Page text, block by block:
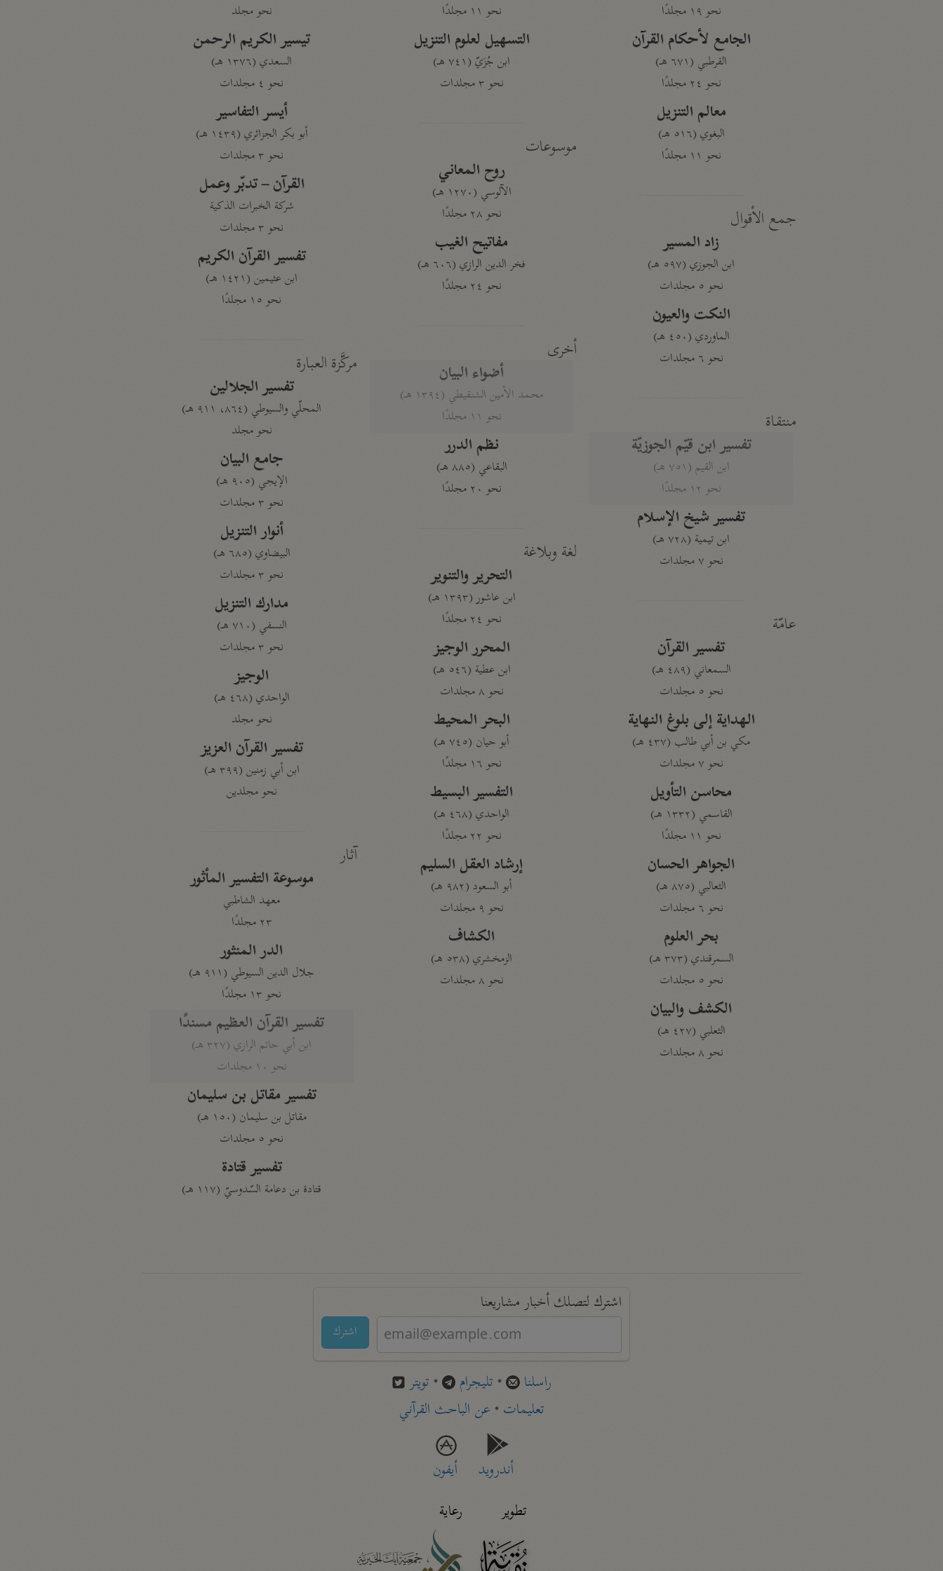
نحو ١٩ مجلدًا
الجامع لأحكام القرآن
القرطبي (٦٧١ هـ)
نحو ٢٤ مجلدًا
معالم التنزيل
البغوي (٥١٦ هـ)
نحو ١١ مجلدًا
جمع الأقوال
زاد المسير
ابن الجوزي (٥٩٧ هـ)
نحو ٥ مجلدات
النكت والعيون
الماوردي (٤٥٠ هـ)
نحو ٦ مجلدات
منتقاة
تفسير ابن قيّم الجوزيّة
ابن القيم (٧٥١ هـ)
نحو ١٢ مجلدًا
تفسير شيخ الإسلام
ابن تيمية (٧٢٨ هـ)
نحو ٧ مجلدات
عامّة
تفسير القرآن
السمعاني (٤٨٩ هـ)
نحو ٥ مجلدات
الهداية إلى بلوغ النهاية
مكي بن أبي طالب (٤٣٧ هـ)
نحو ٧ مجلدات
محاسن التأويل
القاسمي (١٣٣٢ هـ)
نحو ١١ مجلدًا
الجواهر الحسان
الثعالبي (٨٧٥ هـ)
نحو ٦ مجلدات
بحر العلوم
السمرقندي (٣٧٣ هـ)
نحو ٥ مجلدات
الكشف والبيان
الثعلبي (٤٢٧ هـ)
نحو ٨ مجلدات
نحو ١١ مجلدًا
التسهيل لعلوم التنزيل
ابن جُزَيّ (٧٤١ هـ)
نحو ٣ مجلدات
موسوعات
روح المعاني
الآلوسي (١٢٧٠ هـ)
نحو ٢٨ مجلدًا
مفاتيح الغيب
فخر الدين الرازي (٦٠٦ هـ)
نحو ٢٤ مجلدًا
أخرى
أضواء البيان
محمد الأمين الشنقيطي (١٣٩٤ هـ)
نحو ١١ مجلدًا
نظم الدرر
البقاعي (٨٨٥ هـ)
نحو ٢٠ مجلدًا
لغة وبلاغة
التحرير والتنوير
ابن عاشور (١٣٩٣ هـ)
نحو ٢٤ مجلدًا
المحرر الوجيز
ابن عطية (٥٤٦ هـ)
نحو ٨ مجلدات
البحر المحيط
أبو حيان (٧٤٥ هـ)
نحو ١٦ مجلدًا
التفسير البسيط
الواحدي (٤٦٨ هـ)
نحو ٢٢ مجلدًا
إرشاد العقل السليم
أبو السعود (٩٨٢ هـ)
نحو ٩ مجلدات
الكشاف
الزمخشري (٥٣٨ هـ)
نحو ٨ مجلدات
نحو مجلد
تيسير الكريم الرحمن
السعدي (١٣٧٦ هـ)
نحو ٤ مجلدات
أيسر التفاسير
أبو بكر الجزائري (١٤٣٩ هـ)
نحو ٣ مجلدات
القرآن – تدبّر وعمل
شركة الخبرات الذكية
نحو ٣ مجلدات
تفسير القرآن الكريم
ابن عثيمين (١٤٢١ هـ)
نحو ١٥ مجلدًا
مركَّزة العبارة
تفسير الجلالين
المحلّي والسيوطي (٨٦٤، ٩١١ هـ)
نحو مجلد
جامع البيان
الإيجي (٩٠٥ هـ)
نحو ٣ مجلدات
أنوار التنزيل
البيضاوي (٦٨٥ هـ)
نحو ٣ مجلدات
مدارك التنزيل
النسفي (٧١٠ هـ)
نحو ٣ مجلدات
الوجيز
الواحدي (٤٦٨ هـ)
نحو مجلد
تفسير القرآن العزيز
ابن أبي زمنين (٣٩٩ هـ)
نحو مجلدين
آثار
موسوعة التفسير المأثور
معهد الشاطبي
٢٣ مجلدًا
الدر المنثور
جلال الدين السيوطي (٩١١ هـ)
نحو ١٣ مجلدًا
تفسير القرآن العظيم مسندًا
ابن أبي حاتم الرازي (٣٢٧ هـ)
نحو ١٠ مجلدات
تفسير مقاتل بن سليمان
مقاتل بن سليمان (١٥٠ هـ)
نحو ٥ مجلدات
تفسير قتادة
قتادة بن دعامة السّدوسيّ (١١٧ هـ)
اشترك لتصلك أخبار مشاريعنا
اشترك
راسلنا • تليجرام • تويتر
تعليمات• عن الباحث القرآني
أندرويد
أيفون
تطوير
رعاية